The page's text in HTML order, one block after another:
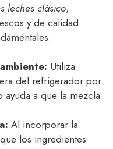
leches clásico,
y de calidad.
Utiliza
del refrigerador por
ayuda a que la mezcla
Al incorporar la
los ingredientes